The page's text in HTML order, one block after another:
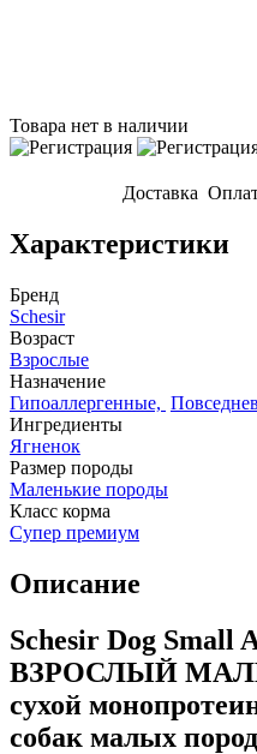
Товара нет в наличии
Доставка
Характеристики
Бренд
Schesir
Возраст
Взрослые
Назначение
Гипоаллергенные,
Ингредиенты
Ягненок
Размер породы
Маленькие породы
Класс корма
Супер премиум
Описание
Schesir Dog
ВЗРОСЛЫЙ
сухой
собак малых пород